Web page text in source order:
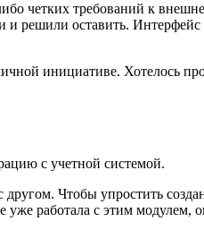
четких требований к
и решили оставить.
инициативе. Хотелось
с учетной системой.
Чтобы упростить
работала с этим модулем,